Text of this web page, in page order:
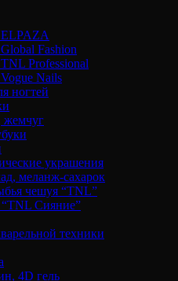
Fashion
Professional
Nails
ногтей
жемчуг
украшения
меланж-сахарок
чешуя “TNL”
Сияние”
техники
4D гель